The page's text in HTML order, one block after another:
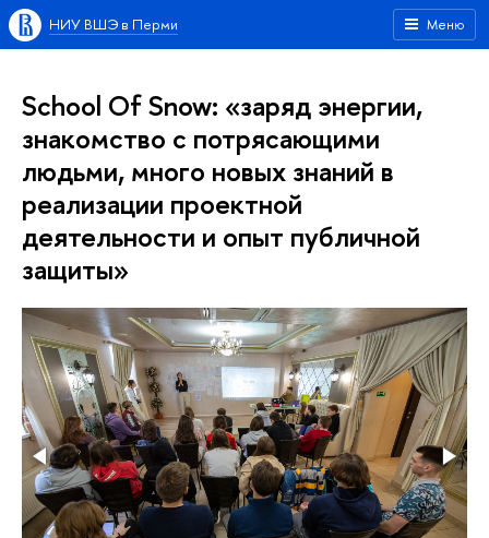
Меню
НИУ ВШЭ в Перми
School Of Snow: «заряд энергии,
знакомство с потрясающими
людьми, много новых знаний в
реализации проектной
деятельности и опыт публичной
защиты»